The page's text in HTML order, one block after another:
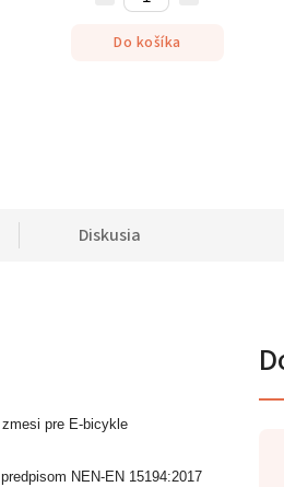
Do košíka
Diskusia
pre E-bicykle
NEN-EN 15194:2017